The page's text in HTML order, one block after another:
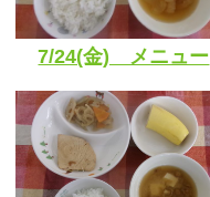
7/24(金) メニュー